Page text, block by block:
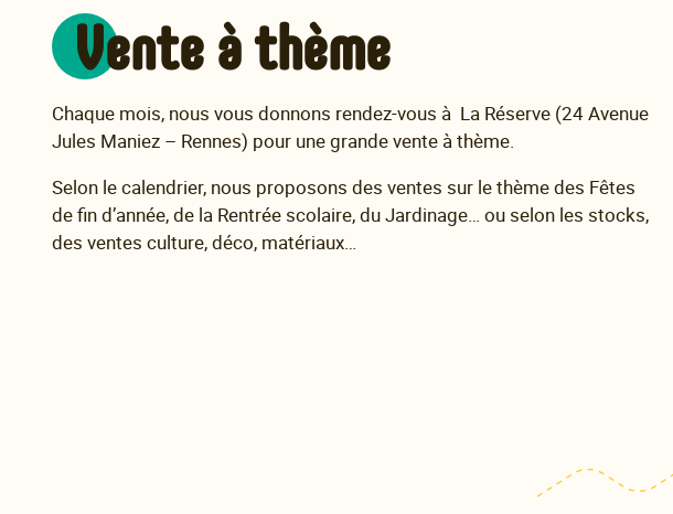
Vente à thème
Chaque mois, nous vous donnons rendez-vous à La Réserve (24 Avenue
Jules Maniez – Rennes) pour une grande vente à thème.
Selon le calendrier, nous proposons des ventes sur le thème des Fêtes
de fin d’année, de la Rentrée scolaire, du Jardinage… ou selon les stocks,
des ventes culture, déco, matériaux…